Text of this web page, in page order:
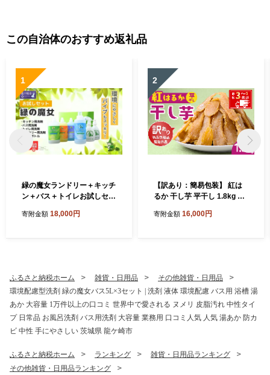
この自治体のおすすめ返礼品
1
緑の魔女ランドリー＋キッチ
ン＋バス＋トイレお試しセッ
洗剤 液体 液体洗剤 環境配慮
プクリーナー 植物由来 除菌
防臭 エコ お中元 お歳暮 ギフ
ト 大掃除 洗浄力 セット 121
2492
寄附金額 18,000円
2
【訳あり：簡易包装】 紅は
るか 干し芋 平干し 1.8kg ゆ
使用 国産 わけあり ほしいも
寄附金額 16,000円
ふるさと納税ホーム 雑貨・日用品
その他雑貨・日用品
環境配慮型洗剤 緑の魔女バス5L×3セット | 洗剤 液体 環境配慮 バス用 浴槽 湯
あか 大容量 1万件以上の口コミ 世界中で愛される ヌメリ 皮脂汚れ 中性タイ
プ 日常品 お風呂洗剤 バス用洗剤 大容量 業務用 口コミ人気 人気 湯あか 防カ
ビ 中性 手にやさしい 茨城県 龍ケ崎市
ふるさと納税ホーム ランキング
雑貨・日用品ランキング
その他雑貨・日用品ランキング